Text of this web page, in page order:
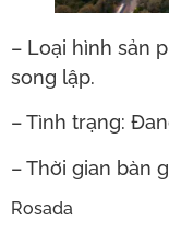
– Loại hình sản
song lập.
– Tình trạng:
– Thời gian bàn
Rosada